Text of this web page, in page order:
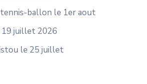
ballon le 1er aout
19 juillet 2026
le 25 juillet